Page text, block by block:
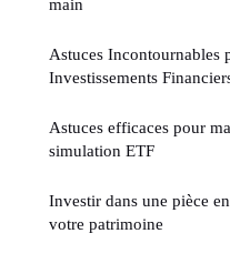
main
Astuces Incontournables
Investissements
Astuces efficaces pour
simulation ETF
Investir dans une pièce
votre patrimoine